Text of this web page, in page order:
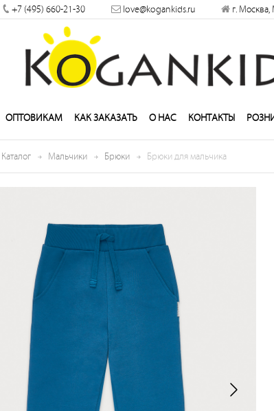
+7 (495) 660-21-30 love@kogankids.ru г.
ОПТОВИКАМ КАК ЗАКАЗАТЬ О НАС КОНТАКТЫ
Каталог Мальчики Брюки Брюки для мальчика